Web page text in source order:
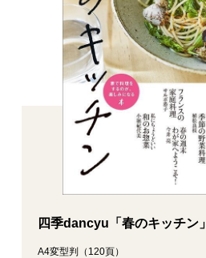
四季dancyu「春のキッチン」
A4変型判（120頁）